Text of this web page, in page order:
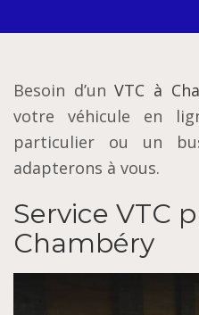
Besoin d’unVTC à
votre véhicule en
particulier ou un
adapterons à vous.
Service VTC
Chambéry